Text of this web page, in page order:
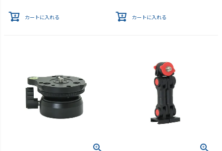
カートに入れる カートに入れる